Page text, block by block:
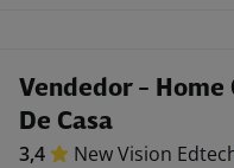
Vendedor - Home
De Casa
3,4 New Vision